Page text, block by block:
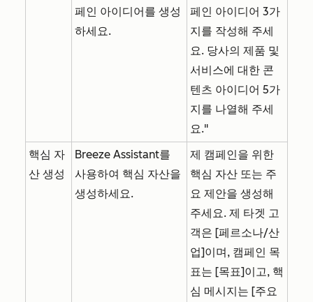
페인 아이디어를 생성
하세요.
페인 아이디어 3가
지를 작성해 주세
요. 당사의 제품 및
서비스에 대한 콘
텐츠 아이디어 5가
지를 나열해 주세
요."
핵심 자
산 생성
Breeze Assistant를
사용하여 핵심 자산을
생성하세요.
제 캠페인을 위한
핵심 자산 또는 주
요 제안을 생성해
주세요. 제 타겟 고
객은 [페르소나/산
업]이며, 캠페인 목
표는 [목표]이고, 핵
심 메시지는 [주요